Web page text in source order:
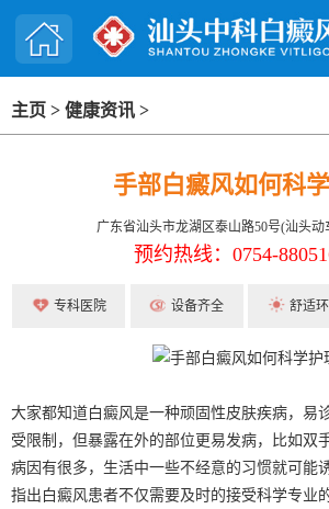
主页 > 健康资讯 >
手部白癜风如何科
广东省汕头市龙湖区泰山路50号(汕头动
预约热线：0754-
专科医院 设备齐全 舒适
大家都知道白癜风是一种顽固性皮肤疾病，易
受限制，但暴露在外的部位更易发病，比如双
病因有很多，生活中一些不经意的习惯就可能
指出白癜风患者不仅需要及时的接受科学专业